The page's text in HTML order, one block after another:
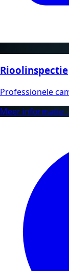
Rioolinspectie
Professionele
Meer informatie